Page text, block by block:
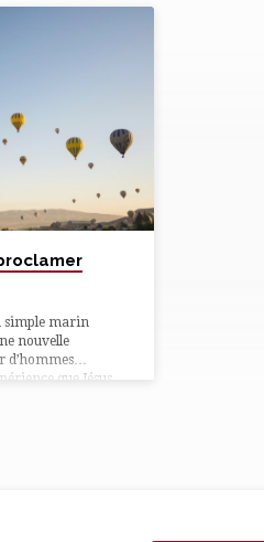
simple marin
nouvelle
d’hommes…
que Jésus